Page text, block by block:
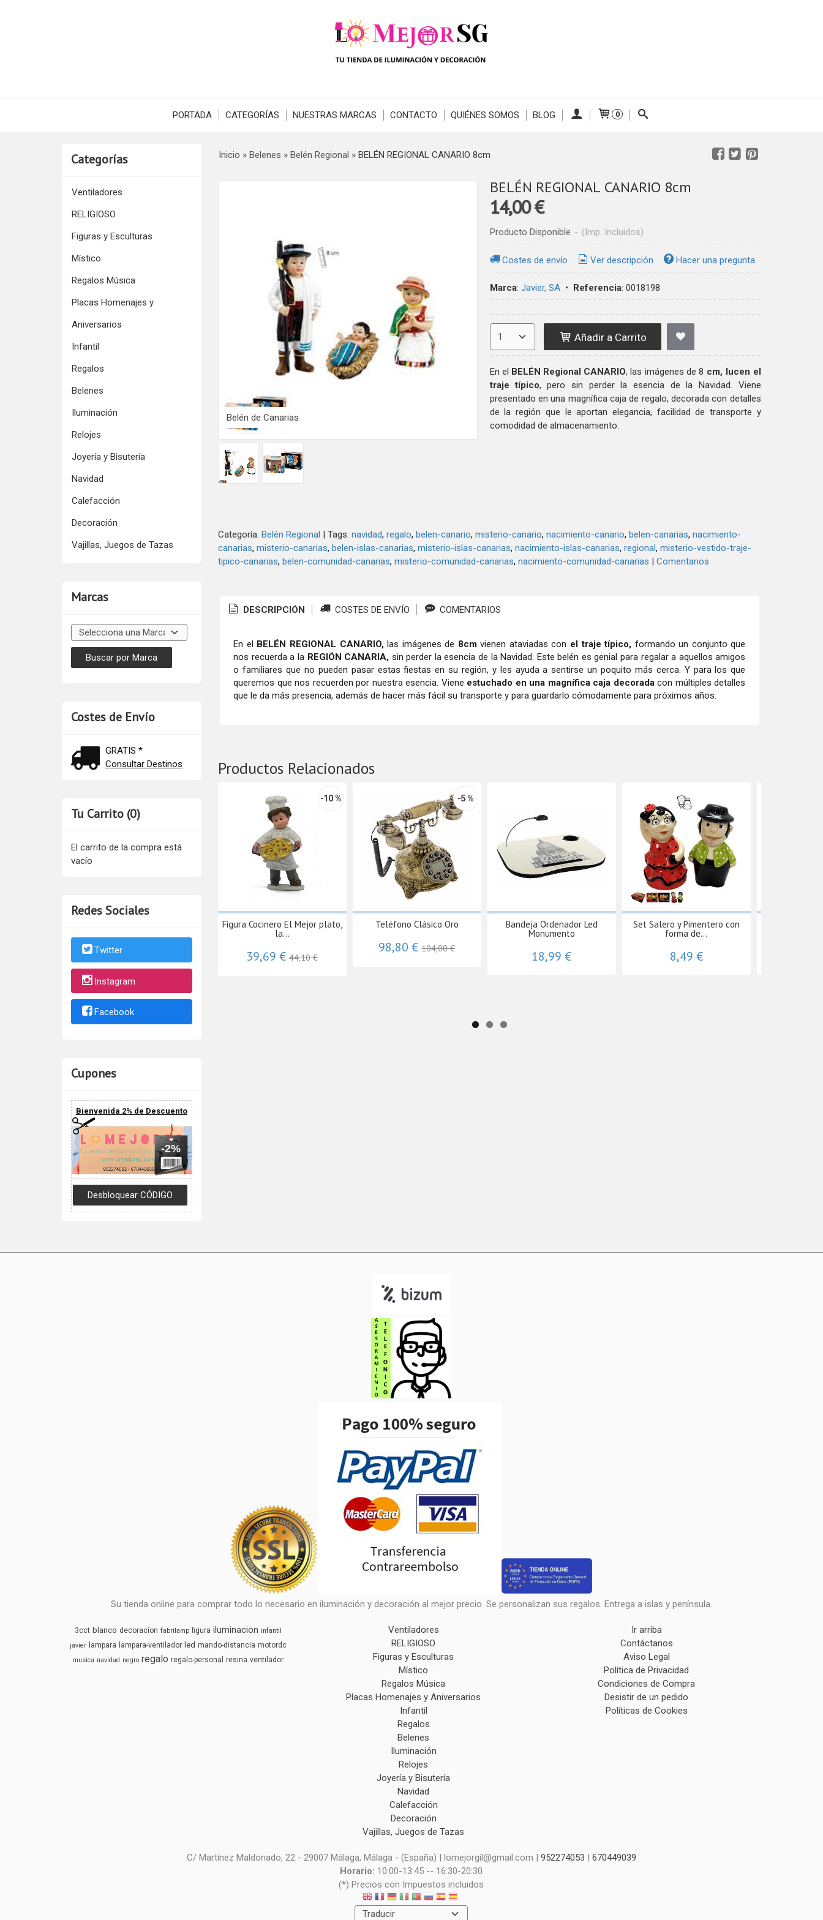
PORTADA CATEGORÍAS NUESTRAS MARCAS CONTACTO QUIÉNES SOMOS BLOG 0
Categorías
Ventiladores
RELIGIOSO
Figuras y Esculturas
Místico
Regalos Música
Placas Homenajes y
Aniversarios
Infantil
Regalos
Belenes
Iluminación
Relojes
Joyería y Bisutería
Navidad
Calefacción
Decoración
Vajillas, Juegos de Tazas
Marcas
Costes de Envío
GRATIS *
Consultar Destinos
Tu Carrito (0)
El carrito de la compra está
vacío
Redes Sociales
Twitter
Instagram
Facebook
Cupones
Bienvenida 2% de Descuento
-2%
Inicio » Belenes » Belén Regional » BELÉN REGIONAL CANARIO 8cm
Belén de Canarias
BELÉN REGIONAL CANARIO 8cm
14,00 €
Producto Disponible - (Imp. Incluidos)
Costes de envío Ver descripción Hacer una pregunta
Marca: Javier, SA• Referencia: 0018198
Añadir a Carrito
En el BELÉN Regional CANARIO, las imágenes de 8 cm, lucen el
traje típico, pero sin perder la esencia de la Navidad. Viene
presentado en una magnífica caja de regalo, decorada con detalles
de la región que le aportan elegancia, facilidad de transporte y
comodidad de almacenamiento.
Categoría: Belén Regional | Tags: navidad regalo belen-canario misterio-canario nacimiento-canario belen-canarias nacimiento-
canarias misterio-canarias belen-islas-canarias misterio-islas-canarias nacimiento-islas-canarias regional misterio-vestido-traje-
tipico-canarias belen-comunidad-canarias misterio-comunidad-canarias nacimiento-comunidad-canarias | Comentarios
DESCRIPCIÓN COSTES DE ENVÍO COMENTARIOS
En el BELÉN REGIONAL CANARIO,las imágenes de 8cmvienen ataviadas con el traje típico, formando un conjunto que
nos recuerda a la REGIÓN CANARIA, sin perder la esencia de la Navidad. Este belén es genial para regalar a aquellos amigos
o familiares que no pueden pasar estas fiestas en su región, y les ayuda a sentirse un poquito más cerca. Y para los que
queremos que nos recuerden por nuestra esencia. Viene estuchado en una magnífica caja decoradacon múltiples detalles
que le da más presencia, además de hacer más fácil su transporte y para guardarlo cómodamente para próximos años.
Productos Relacionados
-10 %
Figura Cocinero El Mejor plato,
la...
39,69 €44,10 €
-5 %
Teléfono Clásico Oro
98,80 €104,00 €
Bandeja Ordenador Led
Monumento
18,99 €
Set Salero y Pimentero con
forma de...
8,49 €
Su tienda online para comprar todo lo necesario en iluminación y decoración al mejor precio. Se personalizan sus regalos. Entrega a islas y península.
3cct blanco decoracion fabrilamp figura iluminacion infantil
javier
lampara lampara-ventilador led mando-distancia motordc
musica navidad negro regalo regalo-personal resina ventilador
Ventiladores
RELIGIOSO
Figuras y Esculturas
Místico
Regalos Música
Placas Homenajes y Aniversarios
Infantil
Regalos
Belenes
Iluminación
Relojes
Joyería y Bisutería
Navidad
Calefacción
Decoración
Vajillas, Juegos de Tazas
Ir arriba
Contáctanos
Aviso Legal
Política de Privacidad
Condiciones de Compra
Desistir de un pedido
Políticas de Cookies
C/ Martínez Maldonado, 22 - 29007 Málaga, Málaga - (España) | lomejorgil@gmail.com | 952274053 | 670449039
Horario: 10:00-13:45 -- 16:30-20:30
(*) Precios con Impuestos incluidos